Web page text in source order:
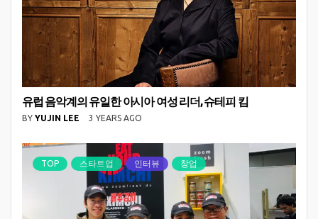
유럽 음악계의 유일한 아시아 여성 리더, 슈테피 킴
BY YUJIN LEE 3 YEARS AGO
TOP 스타트업 인터뷰 창업